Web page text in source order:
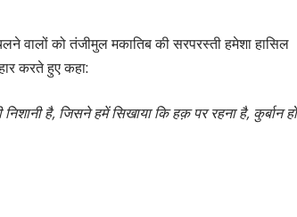
वालों को तंजीमुल मकातिब की सरपरस्ती हमेशा हासिल
करते हुए कहा:
है, जिसने हमें सिखाया कि हक़ पर रहना है, कुर्बान